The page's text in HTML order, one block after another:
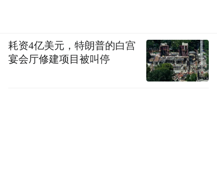
耗资4亿美元，特朗普的白宫
宴会厅修建项目被叫停